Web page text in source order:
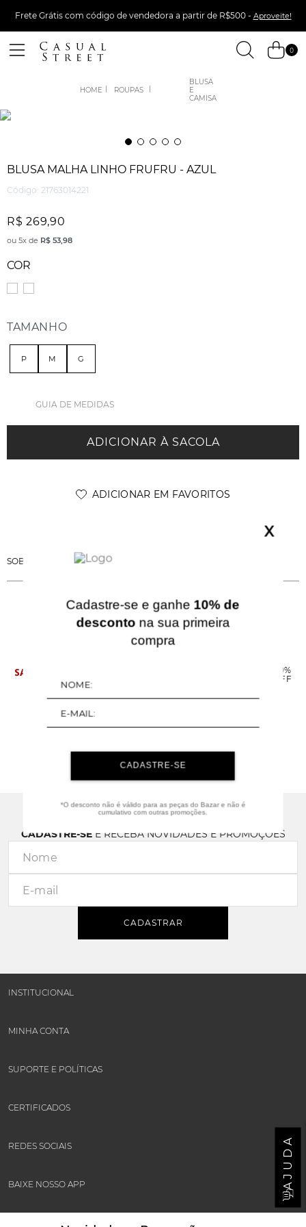
AJUDA
X
Cadastre-se e ganhe 10% de
desconto na sua primeira
compra
CADASTRE-SE
*O desconto não é válido para as peças do Bazar e não é
cumulativo com outras promoções.
Frete Grátis com código de vendedora a partir de R$500 - Aproveite!
0
ROUPAS
BLUSA
E
CAMISA
BLUSA MALHA LINHO FRUFRU - AZUL
Código: 21763014221
R$ 269,90
ou 5x de R$ 53,98
TAMANHO
P M G
GUIA DE MEDIDAS
ADICIONAR À SACOLA
SOBRE ESSA PEÇA
QUERIDINHOS
30%
OFF
ou6x deR$ 51,32sem juros
CADASTRE-SEE RECEBA NOVIDADES E PROMOÇÕES
CADASTRAR
INSTITUCIONAL
MINHA CONTA
SUPORTE E POLÍTICAS
CERTIFICADOS
REDES SOCIAIS
BAIXE NOSSO APP
FORMAS DE PAGAMENTOS